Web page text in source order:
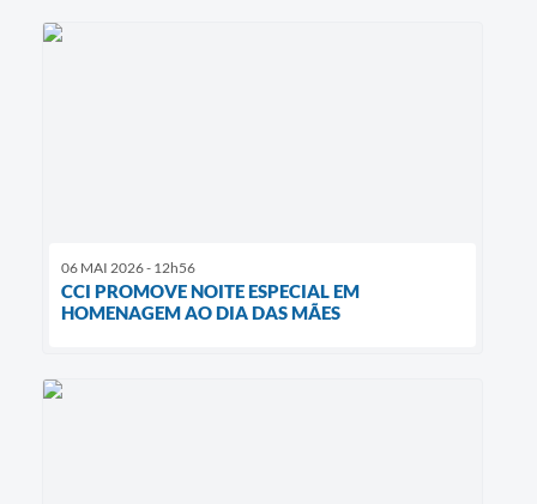
06 MAI 2026 - 12h56
CCI PROMOVE NOITE ESPECIAL EM
HOMENAGEM AO DIA DAS MÃES